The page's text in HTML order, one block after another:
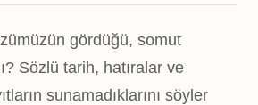
gördüğü, somut
Sözlü tarih, hatıralar ve
sunamadıklarını söyler